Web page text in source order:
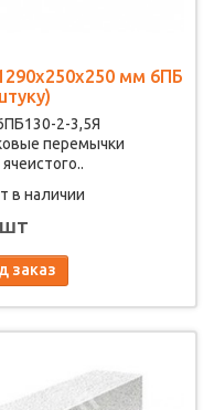
мм 6ПБ
2-3,5Я
перемычки
в наличии
заказ